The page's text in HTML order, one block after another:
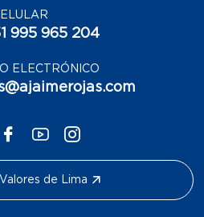
995 965 204
ELECTRÓNICO
de Lima